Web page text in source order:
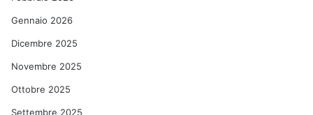
Gennaio 2026
Dicembre 2025
Novembre 2025
Ottobre 2025
Settembre 2025